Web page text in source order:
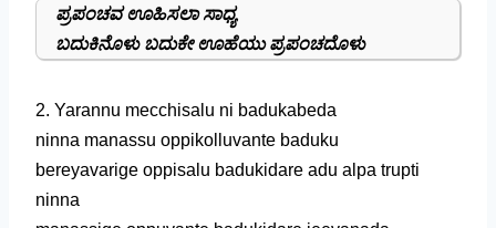
ಪ್ರಪಂಚವ ಊಹಿಸಲಾ ಸಾಧ್ಯ
ಬದುಕಿನೊಳು ಬದುಕೇ ಊಹೆಯು ಪ್ರಪಂಚದೊಳು
2. Yarannu mecchisalu ni badukabeda
ninna manassu oppikolluvante baduku
bereyavarige oppisalu badukidare adu alpa trupti
ninna